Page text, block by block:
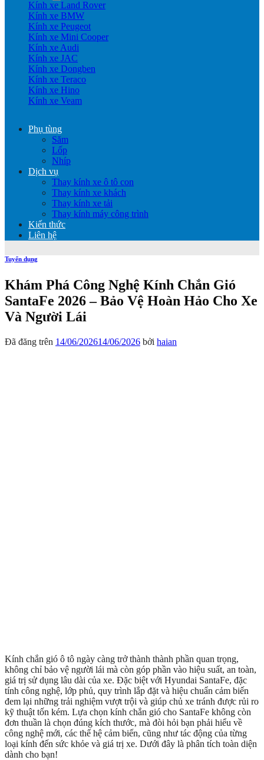
Kính xe Land Rover
Kính xe BMW
Kính xe Peugeot
Kính xe Mini Cooper
Kính xe Audi
Kính xe JAC
Kính xe Dongben
Kính xe Teraco
Kính xe Hino
Kính xe Veam
Phụ tùng
Săm
Lốp
Nhíp
Dịch vụ
Thay kính xe ô tô con
Thay kính xe khách
Thay kính xe tải
Thay kính máy công trình
Kiến thức
Liên hệ
Tuyển dụng
Khám Phá Công Nghệ Kính Chắn Gió
SantaFe 2026 – Bảo Vệ Hoàn Hảo Cho Xe
Và Người Lái
Đã đăng trên 14/06/202614/06/2026 bởi haian
Kính chắn gió ô tô ngày càng trở thành thành phần quan trọng,
không chỉ bảo vệ người lái mà còn góp phần vào hiệu suất, an toàn,
giá trị sử dụng lâu dài của xe. Đặc biệt với Hyundai SantaFe, đặc
tính công nghệ, lớp phủ, quy trình lắp đặt và hiệu chuẩn cảm biến
đem lại những trải nghiệm vượt trội và giúp chủ xe tránh được rủi ro
kỹ thuật tốn kém. Lựa chọn kính chắn gió cho SantaFe không còn
đơn thuần là chọn đúng kích thước, mà đòi hỏi bạn phải hiểu về
công nghệ mới, các thế hệ cảm biến, cũng như tác động của từng
loại kính đến sức khỏe và giá trị xe. Dưới đây là phân tích toàn diện
dành cho bạn!